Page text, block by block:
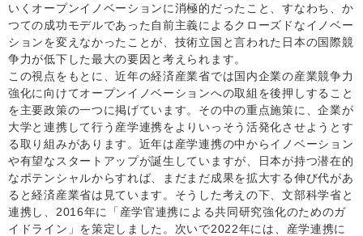
いくオープンイノベーションに消極的だったこと、すなわち、か
つての成功モデルであった自前主義によるクローズドなイノベー
ションを変えなかったことが、技術立国と言われた日本の国際競
争力が低下した最大の要因と考えられます。
この視点をもとに、近年の経済産業省では国内企業の産業競争力
強化に向けてオープンイノベーションへの取組を後押しすること
を主要政策の一つに掲げています。その中の重点施策に、企業が
大学と連携して行う産学連携をよりいっそう活発化させようとす
る取り組みがあります。近年は産学連携の中からイノベーション
や有望なスタートアップが誕生していますが、日本が持つ潜在的
なポテンシャルからすれば、まだまだ成果を拡大する伸び代があ
ると経済産業省は見ています。そうした考えの下、文部科学省と
連携し、2016年に「産学官連携による共同研究強化のためのガ
イドライン」を策定しました。次いで2022年には、産学連携に